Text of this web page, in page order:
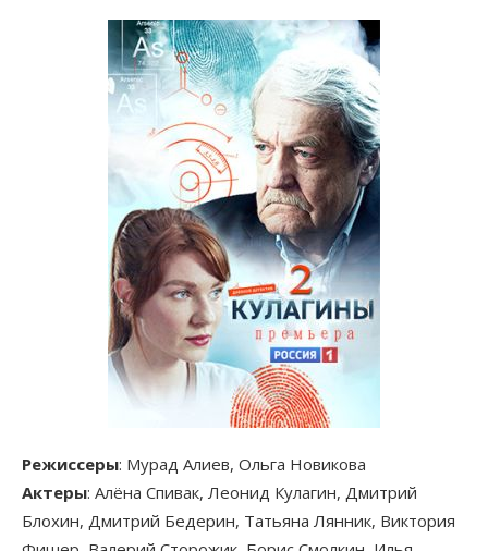
Режиссеры: Мурад Алиев, Ольга Новикова
Актеры: Алёна Спивак, Леонид Кулагин, Дмитрий
Блохин, Дмитрий Бедерин, Татьяна Лянник, Виктория